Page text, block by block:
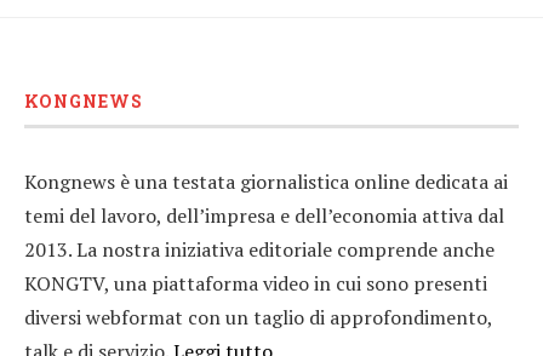
KONGNEWS
Kongnews è una testata giornalistica online dedicata ai
temi del lavoro, dell’impresa e dell’economia attiva dal
2013. La nostra iniziativa editoriale comprende anche
KONGTV, una piattaforma video in cui sono presenti
diversi webformat con un taglio di approfondimento,